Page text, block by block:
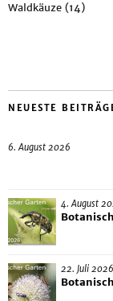
Waldkäuze (14)
NEUESTE
6. August 2026
4. August
22. Juli 2026